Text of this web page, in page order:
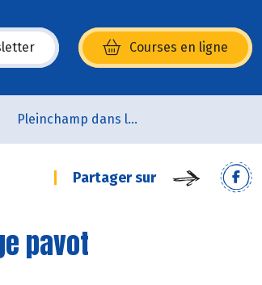
Courses en ligne
une nouvelle fenêtre)
Pleinchamp dans la Ville
Partager sur
pavot